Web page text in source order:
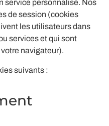
service personnalisé. Nos
de session (cookies
les utilisateurs dans
services et qui sont
navigateur).
suivants :